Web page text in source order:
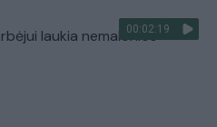
00:02:19
laukia nemalonios